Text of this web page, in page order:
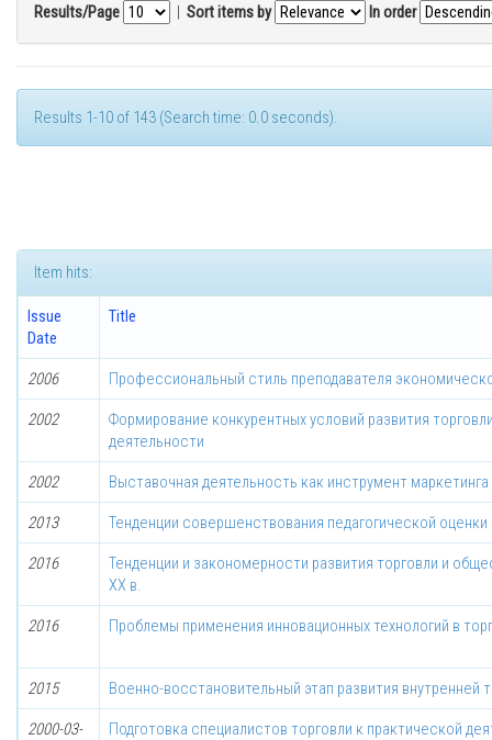
Results/Page | Sort items by In order
Results 1-10 of 143 (Search time: 0.0 seconds).
Item hits:
Issue
Date
Title
2006 Профессиональный стиль преподавателя
2002
Формирование конкурентных условий развития
деятельности
2002 Выставочная деятельность как инструмент
2013 Тенденции совершенствования педагогической оценки
2016
Тенденции и закономерности развития торговли и
ХХ в.
2016 Проблемы применения инновационных технологий в
2015 Военно-восстановительный этап развития внутренней
2000-03-
Подготовка специалистов торговли к практической